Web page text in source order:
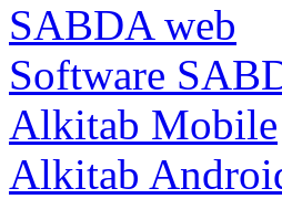
SABDA web
Software
Alkitab Mobile
Alkitab